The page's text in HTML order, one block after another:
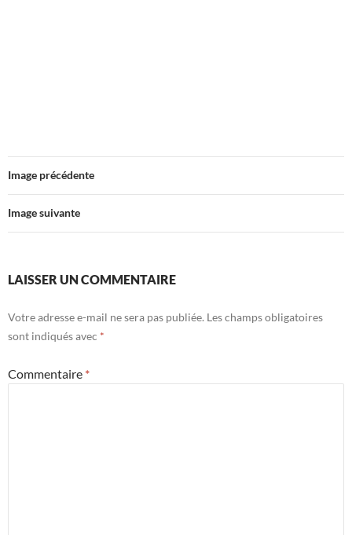
Image précédente
Image suivante
LAISSER UN COMMENTAIRE
Votre adresse e-mail ne sera pas publiée. Les champs obligatoires
sont indiqués avec *
Commentaire *